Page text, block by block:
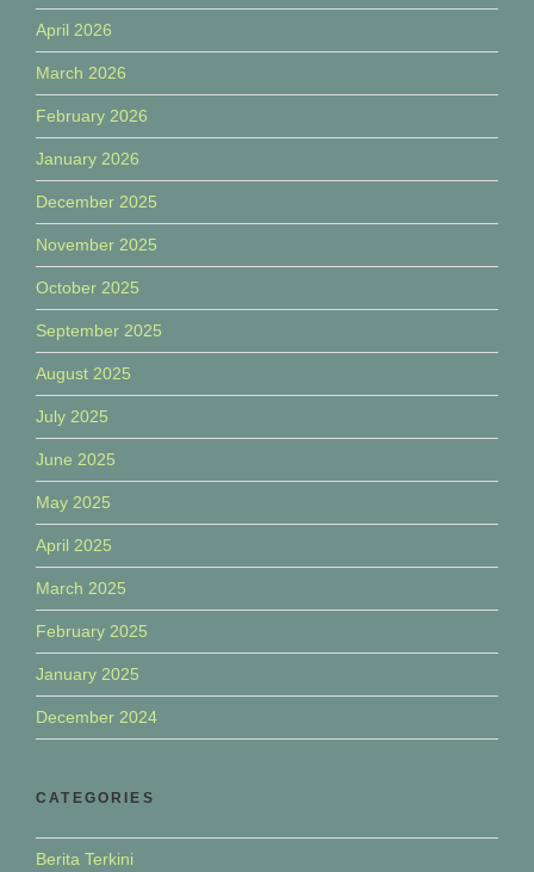
April 2026
March 2026
February 2026
January 2026
December 2025
November 2025
October 2025
September 2025
August 2025
July 2025
June 2025
May 2025
April 2025
March 2025
February 2025
January 2025
December 2024
CATEGORIES
Berita Terkini